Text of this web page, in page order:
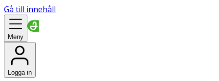
Gå till innehåll
Meny
Logga in